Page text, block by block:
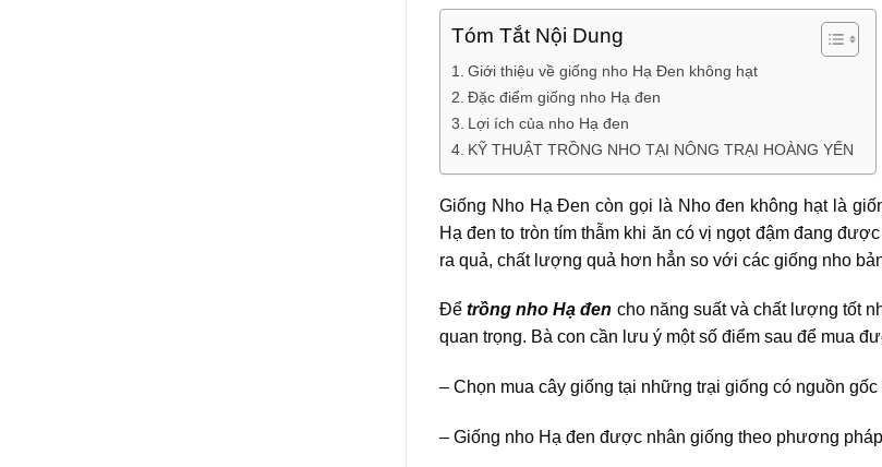
Tóm Tắt Nội Dung
Giới thiệu về giống nho Hạ Đen không hạt
Đặc điểm giống nho Hạ đen
Lợi ích của nho Hạ đen
KỸ THUẬT TRỒNG NHO TẠI NÔNG TRẠI HOÀNG YẾN
Giống Nho Hạ Đen còn gọi là Nho đen không hạt là
Hạ đen to tròn tím thẫm khi ăn có vị ngọt đậm đang
ra quả, chất lượng quả hơn hẳn so với các giống nho
Đểtrồng nho Hạ đen cho năng suất và chất lượng tốt
quan trọng. Bà con cần lưu ý một số điểm sau để mua
– Chọn mua cây giống tại những trại giống có nguồn
– Giống nho Hạ đen được nhân giống theo phương